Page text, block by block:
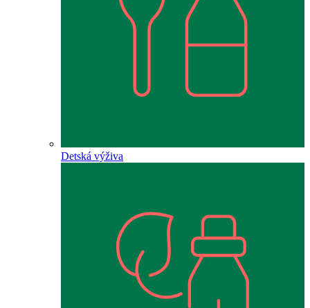
Detská výživa